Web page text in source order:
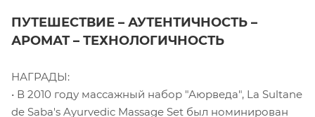
ПУТЕШЕСТВИЕ – АУТЕНТИЧНОСТЬ –
АРОМАТ – ТЕХНОЛОГИЧНОСТЬ
НАГРАДЫ:
• В 2010 году массажный набор "Аюрведа", La Sultane
de Saba's Ayurvedic Massage Set был номинирован